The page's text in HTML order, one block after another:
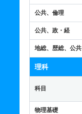
公共、倫理
公共、政・経
地総、歴総、公共
理科
科目
物理基礎